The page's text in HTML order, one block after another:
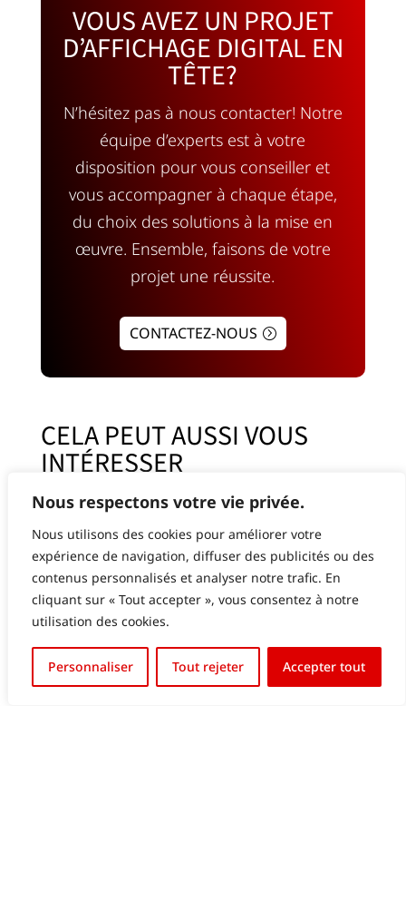
Nous respectons votre vie privée.
Nous utilisons des cookies pour améliorer votre
expérience de navigation, diffuser des publicités ou des
contenus personnalisés et analyser notre trafic. En
cliquant sur « Tout accepter », vous consentez à notre
utilisation des cookies.
Personnaliser Tout rejeter Accepter tout
VOUS AVEZ UN PROJET
D’AFFICHAGE DIGITAL EN
TÊTE?
N’hésitez pas à nous contacter! Notre
équipe d’experts est à votre
disposition pour vous conseiller et
vous accompagner à chaque étape,
du choix des solutions à la mise en
œuvre. Ensemble, faisons de votre
projet une réussite.
CONTACTEZ-NOUS
CELA PEUT AUSSI VOUS
INTÉRESSER
English (UK)